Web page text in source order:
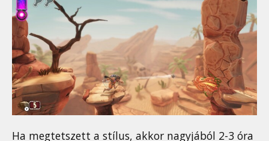
Ha megtetszett a stílus, akkor nagyjából 2-3 óra